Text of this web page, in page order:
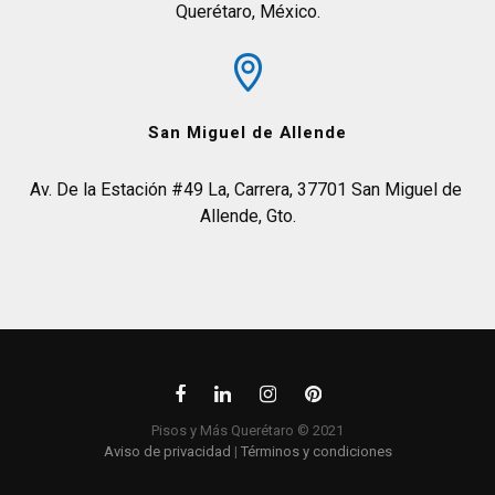
Querétaro, México.
San Miguel de Allende
Av. De la Estación #49 La, Carrera, 37701 San Miguel de
Allende, Gto.
Pisos y Más Querétaro © 2021
Aviso de privacidad | Términos y condiciones